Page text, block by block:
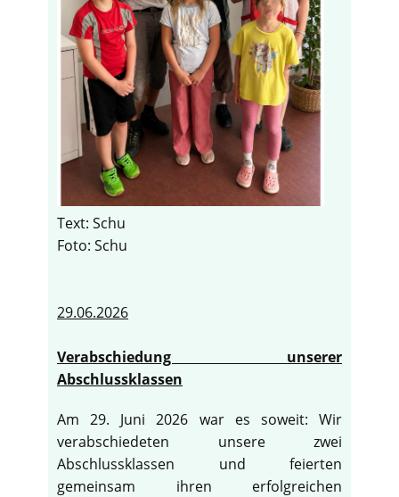
Text: Schu
Foto: Schu
29.06.2026
Verabschiedung unserer
Abschlussklassen
Am 29. Juni 2026 war es soweit: Wir
verabschiedeten unsere zwei
Abschlussklassen und feierten
gemeinsam ihren erfolgreichen